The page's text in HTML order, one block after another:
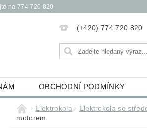
na 774 720 820
(+420) 774 720 820
OBCHODNÍ PODMÍNKY
A KOLOBĚŽKY
POMŮCKY
Elektrokola Elektrokola se
motorem